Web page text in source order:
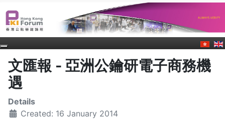
文匯報 - 亞洲公鑰研電子商務機
遇
Details
Created: 16 January 2014